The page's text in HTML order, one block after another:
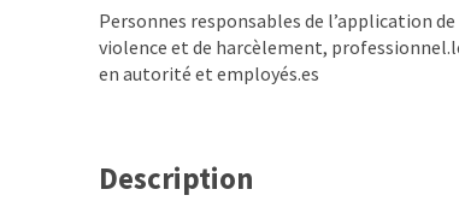
Personnes responsables de l’application
violence et de harcèlement,
en autorité et employés.es
Description